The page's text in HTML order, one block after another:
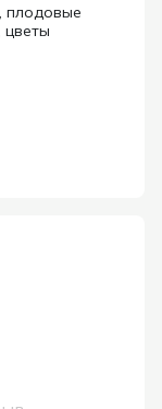
плодовые
цветы